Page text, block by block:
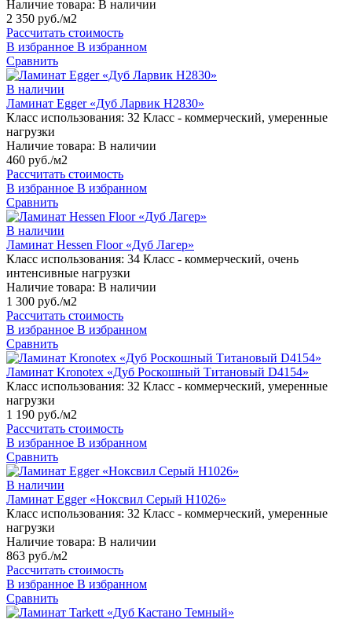
Наличие товара: В наличии
2 350 руб./м2
Рассчитать стоимость
В избранное В избранном
Сравнить
В наличии
Ламинат Egger «Дуб Ларвик H2830»
Класс использования: 32 Класс - коммерческий, умеренные
нагрузки
Наличие товара: В наличии
460 руб./м2
Рассчитать стоимость
В избранное В избранном
Сравнить
В наличии
Ламинат Hessen Floor «Дуб Лагер»
Класс использования: 34 Класс - коммерческий, очень
интенсивные нагрузки
Наличие товара: В наличии
1 300 руб./м2
Рассчитать стоимость
В избранное В избранном
Сравнить
Ламинат Kronotex «Дуб Роскошный Титановый D4154»
Класс использования: 32 Класс - коммерческий, умеренные
нагрузки
1 190 руб./м2
Рассчитать стоимость
В избранное В избранном
Сравнить
В наличии
Ламинат Egger «Ноксвил Серый H1026»
Класс использования: 32 Класс - коммерческий, умеренные
нагрузки
Наличие товара: В наличии
863 руб./м2
Рассчитать стоимость
В избранное В избранном
Сравнить